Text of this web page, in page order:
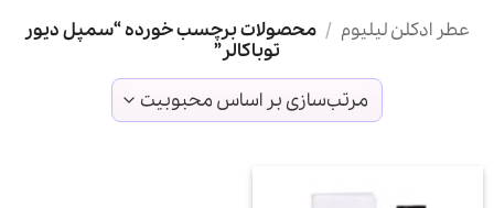
عطر ادکلن لیلیوم / محصولات برچسب خورده “سمپل دیور
توباکالر”